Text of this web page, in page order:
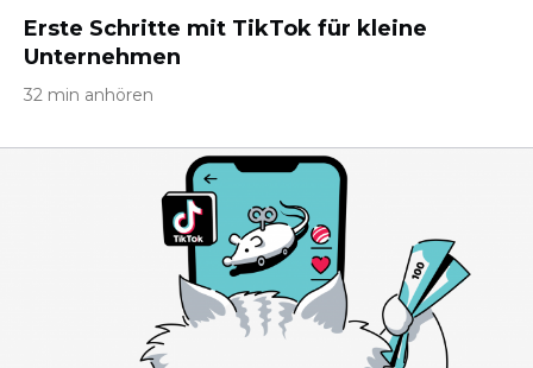
Erste Schritte mit TikTok für kleine
Unternehmen
32 min anhören